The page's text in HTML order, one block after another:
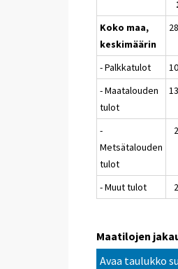
Koko maa,
keskimäärin
- Palkkatulot
- Maatalouden
tulot
-
Metsätalouden
tulot
- Muut tulot
Maatilojen
Avaa taulukko